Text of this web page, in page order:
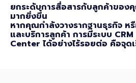
ยกระดับการสื่อสารกับลูกค้าของ
มากยิ่งขึ้น
หากคุณกำลังวางรากฐานธุรกิจ ห
และบริการลูกค้า การมีระบบ
Center ได้อย่างไร้รอยต่อ คือจุ